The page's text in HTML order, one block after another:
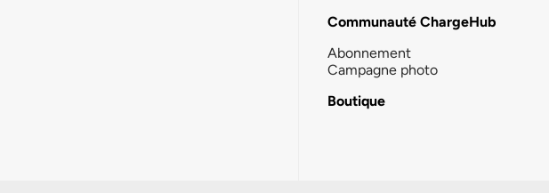
Communauté ChargeHub
Abonnement
Campagne photo
Boutique